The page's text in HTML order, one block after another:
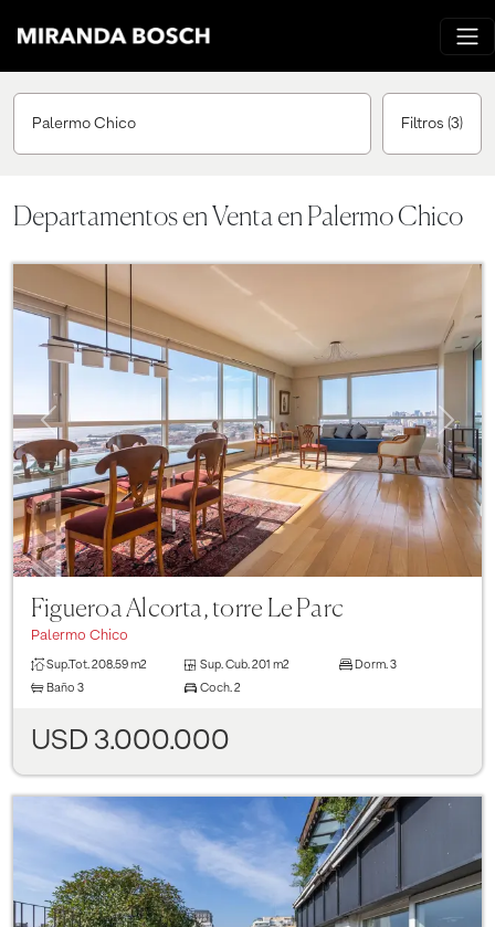
Palermo Chico Filtros (3)
Departamentos en Venta en Palermo Chico
Previous
Figueroa Alcorta, torre Le Parc
Palermo Chico
Sup.Tot. 208.59 m2 Sup. Cub. 201 m2 Dorm. 3
Baño 3 Coch. 2
USD 3.000.000